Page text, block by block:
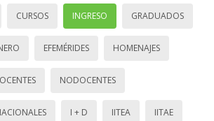
CURSOS INGRESO GRADUADOS
EFEMÉRIDES HOMENAJES
NODOCENTES
I + D IITEA IITAE